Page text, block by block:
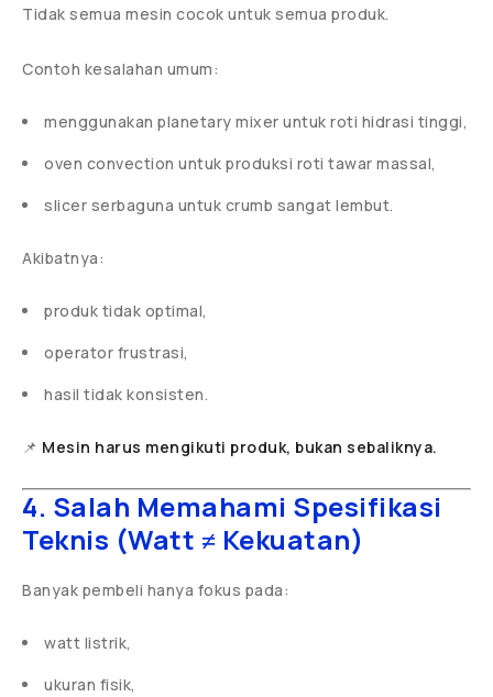
Tidak semua mesin cocok untuk semua produk.
Contoh kesalahan umum:
menggunakan planetary mixer untuk roti hidrasi tinggi,
oven convection untuk produksi roti tawar massal,
slicer serbaguna untuk crumb sangat lembut.
Akibatnya:
produk tidak optimal,
operator frustrasi,
hasil tidak konsisten.
📌 Mesin harus mengikuti produk, bukan sebaliknya.
4. Salah Memahami Spesifikasi
Teknis (Watt ≠ Kekuatan)
Banyak pembeli hanya fokus pada:
watt listrik,
ukuran fisik,